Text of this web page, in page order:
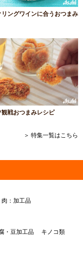
リングワインに合うおつまみ
観戦おつまみレシピ
＞ 特集一覧はこちら
肉：加工品
・豆加工品
キノコ類